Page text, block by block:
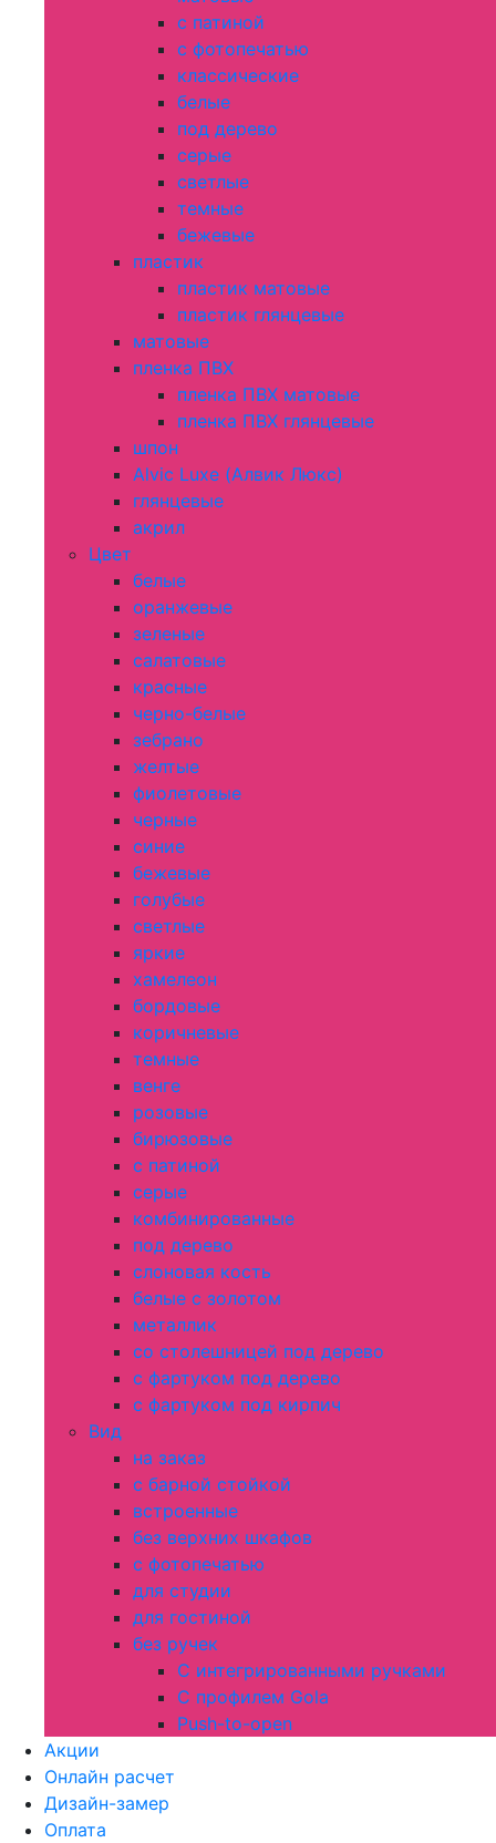
с патиной
с фотопечатью
классические
белые
под дерево
серые
светлые
темные
бежевые
пластик
пластик матовые
пластик глянцевые
матовые
пленка ПВХ
пленка ПВХ матовые
пленка ПВХ глянцевые
шпон
Alvic Luxe (Алвик Люкс)
глянцевые
акрил
Цвет
белые
оранжевые
зеленые
салатовые
красные
черно-белые
зебрано
желтые
фиолетовые
черные
синие
бежевые
голубые
светлые
яркие
хамелеон
бордовые
коричневые
темные
венге
розовые
бирюзовые
с патиной
серые
комбинированные
под дерево
слоновая кость
белые с золотом
металлик
со столешницей под дерево
с фартуком под дерево
с фартуком под кирпич
Вид
на заказ
с барной стойкой
встроенные
без верхних шкафов
с фотопечатью
для студии
для гостиной
без ручек
С интегрированными ручками
С профилем Gola
Push-to-open
Акции
Онлайн расчет
Дизайн-замер
Оплата